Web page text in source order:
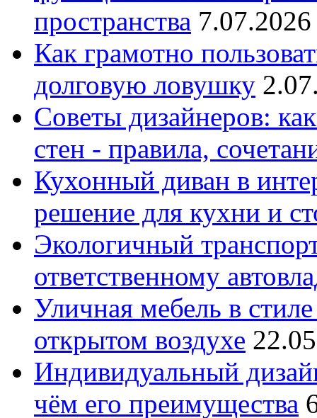
пространства
Как грамотно
долговую ловушку
Советы дизайнеров:
стен - правила,
Кухонный диван в
решение для кухни и
Экологичный
ответственному
Уличная мебель в
открытом воздухе
Индивидуальный
чём его преимущества